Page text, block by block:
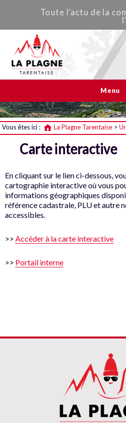
La Plagne Tarentaise
Toute l'actu de la
Menu
Vous êtes ici : La Plagne Tarentaise >
Carte interactive
En cliquant sur le lien ci-dessous,
cartographie interactive où vous
informations géographiques
référence cadastrale, PLU et autre
accessibles.
>> Accéder à la carte interactive
>> Portail interne